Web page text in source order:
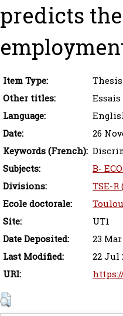
predicts
Item Type:
Thesis
Other titles:
Language:
Date:
26
Keywords (French):
Subjects:
B-
Divisions:
TSE-
Ecole doctorale:
Site:
UT1
Date Deposited:
23 Mar
Last Modified:
22 Jul
URI: